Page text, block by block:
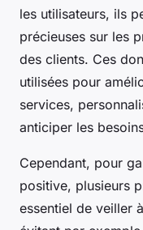
les utilisateurs, ils
précieuses sur les
des clients. Ces
utilisées pour
services,
anticiper les
Cependant, pour
positive, plusieurs
essentiel de veiller